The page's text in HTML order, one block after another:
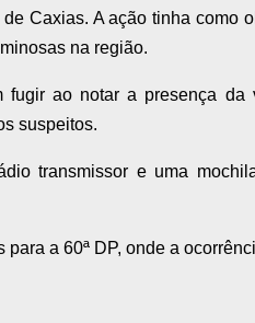
Caxias. A ação tinha como
na região.
fugir ao notar a presença da
suspeitos.
transmissor e uma
a 60ª DP, onde a